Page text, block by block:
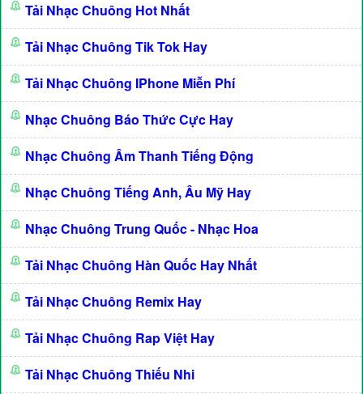
Tải Nhạc Chuông Hot Nhất
Tải Nhạc Chuông Tik Tok Hay
Tải Nhạc Chuông IPhone Miễn Phí
Nhạc Chuông Báo Thức Cực Hay
Nhạc Chuông Âm Thanh Tiếng Động
Nhạc Chuông Tiếng Anh, Âu Mỹ Hay
Nhạc Chuông Trung Quốc - Nhạc Hoa
Tải Nhạc Chuông Hàn Quốc Hay Nhất
Tải Nhạc Chuông Remix Hay
Tải Nhạc Chuông Rap Việt Hay
Tải Nhạc Chuông Thiếu Nhi